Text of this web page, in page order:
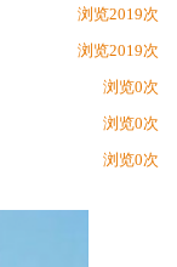
浏览2019次
浏览2019次
浏览0次
浏览0次
浏览0次